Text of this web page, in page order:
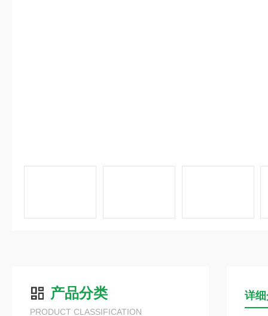
产品分类
PRODUCT CLASSIFICATION
详